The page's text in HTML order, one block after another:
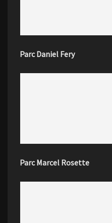
Parc Daniel Fery
Parc Marcel Rosette